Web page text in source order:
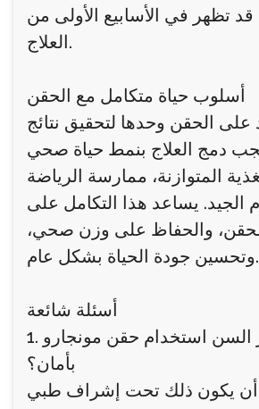
قد تظهر في الأسابيع الأولى من
العلاج.
أسلوب حياة متكامل مع الحقن
على الحقن وحدها لتحقيق نتائج
دمج العلاج بنمط حياة صحي
المتوازنة، ممارسة الرياضة
الجيد. يساعد هذا التكامل على
الحقن، والحفاظ على وزن صحي،
وتحسين جودة الحياة بشكل عام.
أسئلة شائعة
1. هل يمكن لكبار السن استخدام حقن مونجارو
بأمان؟
أن يكون ذلك تحت إشراف طبي